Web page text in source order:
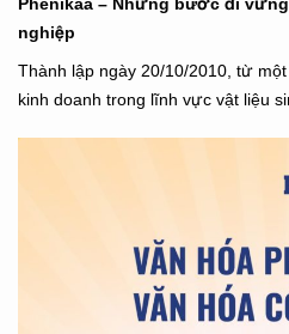
nghiệp
Thành lập ngày 20/10/2010, từ
kinh doanh trong lĩnh vực vật liệu